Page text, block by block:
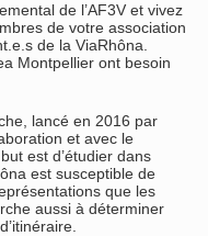
de l’AF3V et vivez
de votre association
de la ViaRhôna.
Montpellier ont besoin
lancé en 2016 par
et avec le
est d’étudier dans
est susceptible de
que les
aussi à déterminer